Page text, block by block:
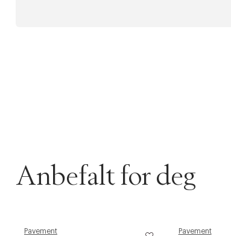
Anbefalt for deg
Pavement Pavement